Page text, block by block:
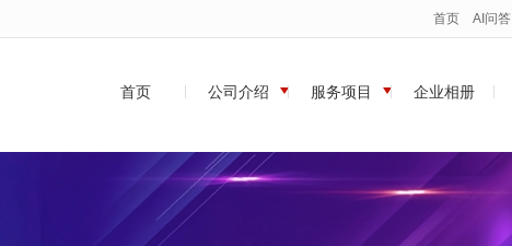
首页 AI问答
首页 公司介绍 服务项目 企业相册